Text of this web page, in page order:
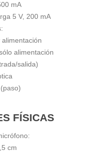
mA
5 V, 200 mA
alimentación
salida)
FÍSICAS
cm